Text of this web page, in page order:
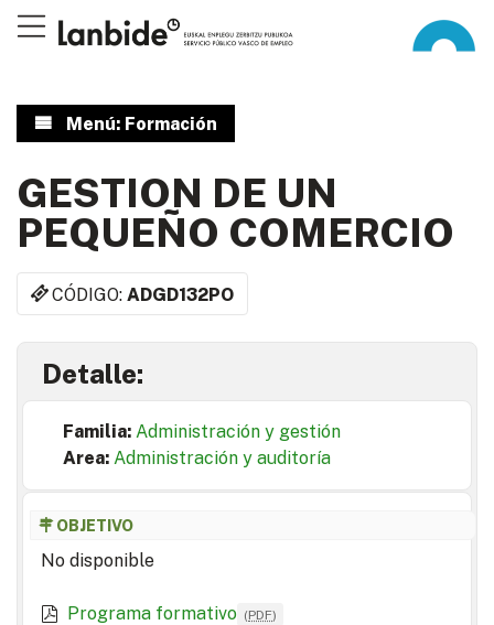
Menú: Formación
GESTION DE UN
PEQUEÑO COMERCIO
CÓDIGO:ADGD132PO
Detalle:
Familia: Administración y gestión
Area: Administración y auditoría
OBJETIVO
No disponible
Programa formativo (PDF)